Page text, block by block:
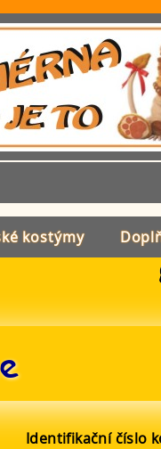
kostýmy
Identifikační číslo